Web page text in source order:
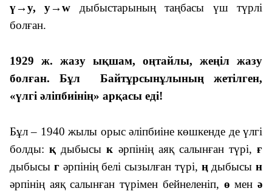
ү→y, у→w дыбыстарының таңбасы үш түрлі
болған.
1929 ж. жазу ықшам, оңтайлы, жеңіл жазу
болған. Бұл Байтұрсынұлының жетілген,
«үлгі әліпбиінің» арқасы еді!
Бұл – 1940 жылы орыс әліпбиіне көшкенде де үлгі
болды:қ дыбысык әрпінің аяқ салынған түрі, ғ
дыбысы гәрпінің белі сызылған түрі, ңдыбысы н
әрпінің аяқ салынған түрімен бейнеленіп, өменә